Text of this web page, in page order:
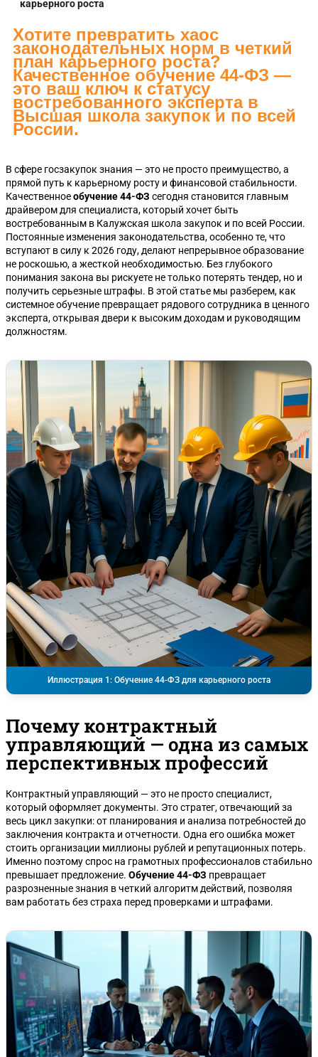
карьерного роста
Хотите превратить хаос
законодательных норм в четкий
план карьерного роста?
Качественное обучение 44-ФЗ —
это ваш ключ к статусу
востребованного эксперта в
Высшая школа закупок и по всей
России.
В сфере госзакупок знания — это не просто преимущество, а
прямой путь к карьерному росту и финансовой стабильности.
Качественноеобучение 44-ФЗ сегодня становится главным
драйвером для специалиста, который хочет быть
востребованным в Калужская школа закупок и по всей России.
Постоянные изменения законодательства, особенно те, что
вступают в силу к 2026 году, делают непрерывное образование
не роскошью, а жесткой необходимостью. Без глубокого
понимания закона вы рискуете не только потерять тендер, но и
получить серьезные штрафы. В этой статье мы разберем, как
системное обучение превращает рядового сотрудника в ценного
эксперта, открывая двери к высоким доходам и руководящим
должностям.
Иллюстрация 1: Обучение 44-ФЗ для карьерного роста
Почему контрактный
управляющий — одна из самых
перспективных профессий
Контрактный управляющий — это не просто специалист,
который оформляет документы. Это стратег, отвечающий за
весь цикл закупки: от планирования и анализа потребностей до
заключения контракта и отчетности. Одна его ошибка может
стоить организации миллионы рублей и репутационных потерь.
Именно поэтому спрос на грамотных профессионалов стабильно
превышает предложение. Обучение 44-ФЗ превращает
разрозненные знания в четкий алгоритм действий, позволяя
вам работать без страха перед проверками и штрафами.